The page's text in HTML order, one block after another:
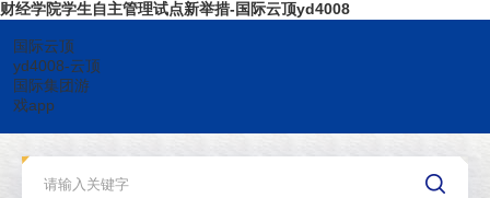
财经学院学生自主管理试点新举措-国际云顶yd4008
国际云顶
yd4008-云顶
国际集团游
戏app